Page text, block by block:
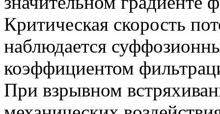
Критическая скорость
наблюдается
коэффициентом
При взрывном